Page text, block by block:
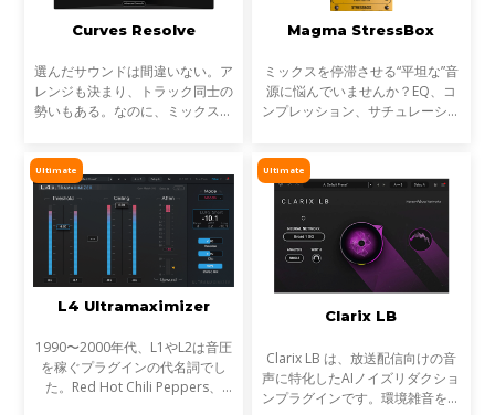
Curves Resolve
選んだサウンドは間違いない。ア
レンジも決まり、トラック同士の
勢いもある。なのに、ミックスが
らです。これが音のマスキングと
言われる現象です。
Magma StressBox
ミックスを停滞させる“平坦な”音
源に悩んでいませんか？EQ、コ
ンプレッション、サチュレーショ
のが StressBoxです。
Ultimate
L4 Ultramaximizer
1990〜2000年代、L1やL2は音圧
を稼ぐプラグインの代名詞でし
た。Red Hot Chili Peppers、
Ultimate
Clarix LB
Clarix LB は、放送配信向けの音
声に特化したAIノイズリダクショ
ンプラグインです。環境雑音をリ